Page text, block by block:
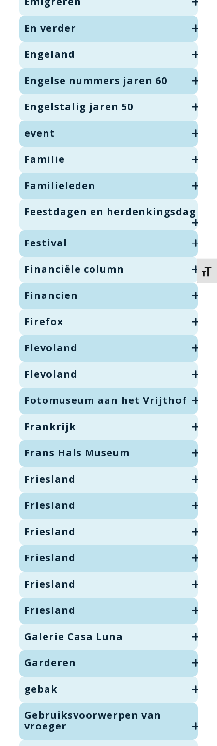
En verder
Engeland
Engelse nummers jaren 60
Engelstalig jaren 50
event
Familie
Familieleden
Feestdagen en herdenkingsdag
Festival
Financiële column
Financien
Firefox
Flevoland
Flevoland
Fotomuseum aan het Vrijthof
Frankrijk
Frans Hals Museum
Friesland
Friesland
Friesland
Friesland
Friesland
Friesland
Galerie Casa Luna
Garderen
gebak
Gebruiksvoorwerpen van
vroeger